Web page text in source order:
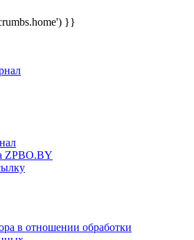
ZPBO.BY
в отношении обработки